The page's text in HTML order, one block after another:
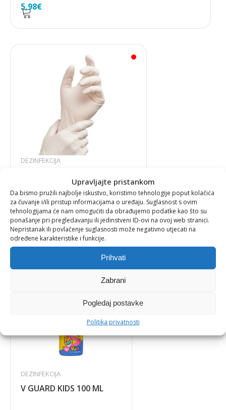
Upravljajte pristankom
Da bismo pružili najbolje iskustvo, koristimo tehnologije poput kolačića
za čuvanje i/ili pristup informacijama o uređaju. Suglasnost s ovim
tehnologijama će nam omogućiti da obrađujemo podatke kao što su
ponašanje pri pregledavanju ili jedinstveni ID-ovi na ovoj web stranici.
Nepristanak ili povlačenje suglasnosti može negativno utjecati na
određene karakteristike i funkcije.
Prihvati
Zabrani
Pogledaj postavke
Politika privatnosti
5,98€
10,61 €
DEZINFEKCIJA
DEZINFEKCIJA
V GUARD KIDS 100 ML